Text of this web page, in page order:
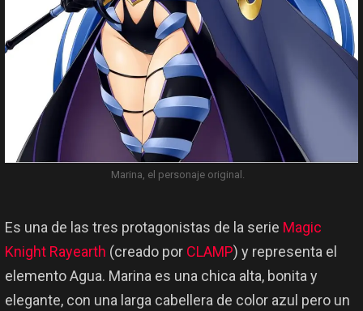
Marina, el personaje original.
Es una de las tres protagonistas de la serie Magic
Knight Rayearth (creado por CLAMP) y representa el
elemento Agua. Marina es una chica alta, bonita y
elegante, con una larga cabellera de color azul pero un